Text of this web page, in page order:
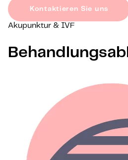
Kontaktieren Sie uns
Akupunktur & IVF